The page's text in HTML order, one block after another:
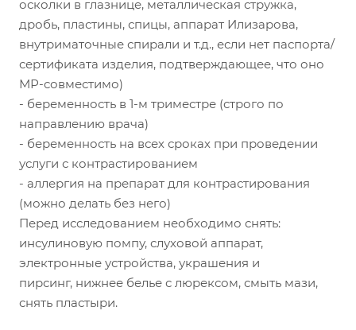
осколки в глазнице, металлическая стружка,
дробь, пластины, спицы, аппарат Илизарова,
внутриматочные спирали и т.д., если нет паспорта/
сертификата изделия, подтверждающее, что оно
МР-совместимо)
- беременность в 1-м триместре (строго по
направлению врача)
- беременность на всех сроках при проведении
услуги с контрастированием
- аллергия на препарат для контрастирования
(можно делать без него)
Перед исследованием необходимо снять:
инсулиновую помпу, слуховой аппарат,
электронные устройства, украшения и
пирсинг, нижнее белье с люрексом, смыть мази,
снять пластыри.